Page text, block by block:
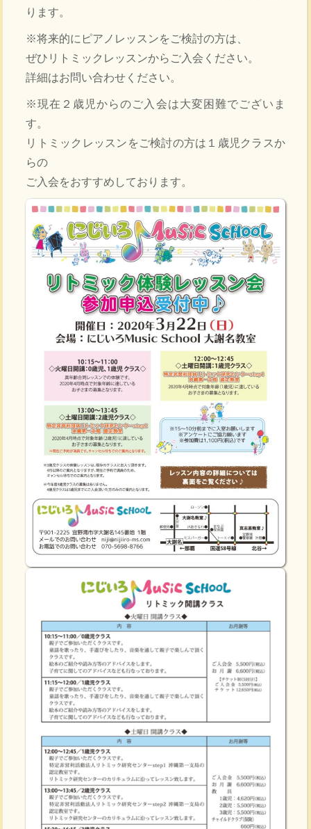
ります。
※将来的にピアノレッスンをご検討の方は、
ぜひリトミックレッスンからご入会ください。
詳細はお問い合わせください。
※現在２歳児からのご入会は大変困難でございま
す。
リトミックレッスンをご検討の方は１歳児クラスか
らの
ご入会をおすすめしております。